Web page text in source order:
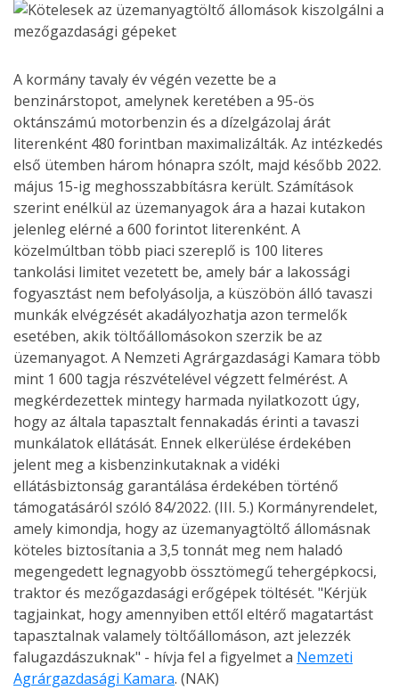
A kormány tavaly év végén vezette be a
benzinárstopot, amelynek keretében a 95-ös
oktánszámú motorbenzin és a dízelgázolaj árát
literenként 480 forintban maximalizálták. Az intézkedés
első ütemben három hónapra szólt, majd később 2022.
május 15-ig meghosszabbításra került. Számítások
szerint enélkül az üzemanyagok ára a hazai kutakon
jelenleg elérné a 600 forintot literenként. A
közelmúltban több piaci szereplő is 100 literes
tankolási limitet vezetett be, amely bár a lakossági
fogyasztást nem befolyásolja, a küszöbön álló tavaszi
munkák elvégzését akadályozhatja azon termelők
esetében, akik töltőállomásokon szerzik be az
üzemanyagot. A Nemzeti Agrárgazdasági Kamara több
mint 1 600 tagja részvételével végzett felmérést. A
megkérdezettek mintegy harmada nyilatkozott úgy,
hogy az általa tapasztalt fennakadás érinti a tavaszi
munkálatok ellátását. Ennek elkerülése érdekében
jelent meg a kisbenzinkutaknak a vidéki
ellátásbiztonság garantálása érdekében történő
támogatásáról szóló 84/2022. (III. 5.) Kormányrendelet,
amely kimondja, hogy az üzemanyagtöltő állomásnak
köteles biztosítania a 3,5 tonnát meg nem haladó
megengedett legnagyobb össztömegű tehergépkocsi,
traktor és mezőgazdasági erőgépek töltését. "Kérjük
tagjainkat, hogy amennyiben ettől eltérő magatartást
tapasztalnak valamely töltőállomáson, azt jelezzék
falugazdászuknak" - hívja fel a figyelmet a Nemzeti
Agrárgazdasági Kamara. (NAK)